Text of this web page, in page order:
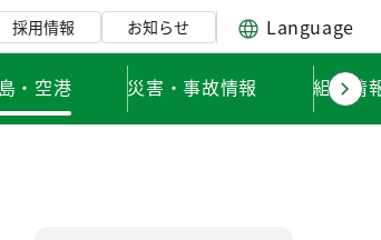
採用情報 お知らせ Language
・空港 災害・事故情報 組織情